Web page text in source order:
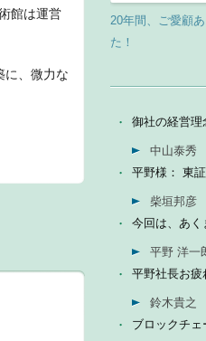
館は運営
に、微力な
20年間、ご愛顧
た！
中山泰秀
柴垣邦彦
平野 洋一
鈴木貴之